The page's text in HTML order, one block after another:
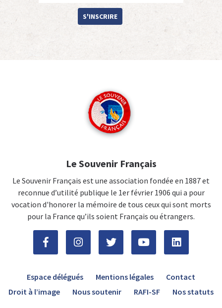
S'INSCRIRE
Le Souvenir Français
Le Souvenir Français est une association fondée en 1887 et
reconnue d’utilité publique le 1er février 1906 qui a pour
vocation d'honorer la mémoire de tous ceux qui sont morts
pour la France qu’ils soient Français ou étrangers.
Espace délégués Mentions légales
Contact
Droit à l’image
Nous soutenir RAFI-SF Nos statuts